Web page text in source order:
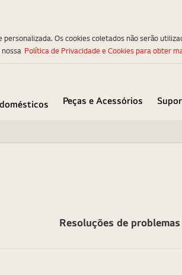
Peças e Acessórios
Resoluções de problemas
Os cookies coletados não serão
Política de Privacidade e Cookies para obter